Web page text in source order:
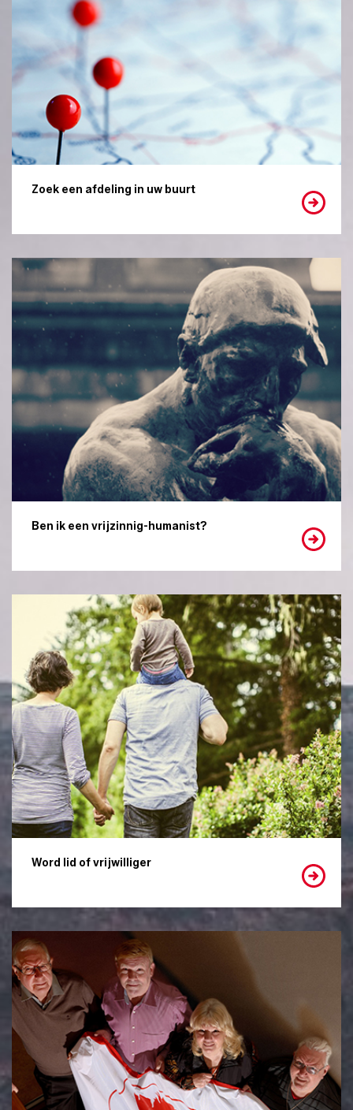
Zoek een afdeling in uw buurt
Ben ik een vrijzinnig-humanist?
Word lid of vrijwilliger